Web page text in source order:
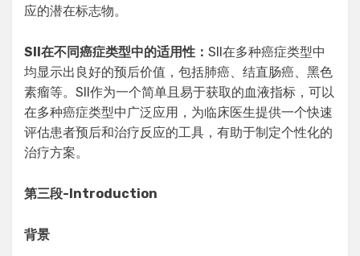
应的潜在标志物。
SII在不同癌症类型中的适用性： SII在多种癌症类型中
均显示出良好的预后价值，包括肺癌、结直肠癌、黑色
素瘤等。SII作为一个简单且易于获取的血液指标，可以
在多种癌症类型中广泛应用，为临床医生提供一个快速
评估患者预后和治疗反应的工具，有助于制定个性化的
治疗方案。
第三段-Introduction
背景